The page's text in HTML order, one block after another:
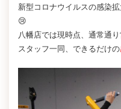
新型コロナウイルスの感染
😢
八幡店では現時点、通常通
スタッフ一同、できるだけの